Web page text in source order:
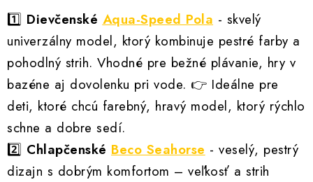
1️⃣ Dievčenské Aqua-Speed Pola - skvelý
univerzálny model, ktorý kombinuje pestré farby a
pohodlný strih. Vhodné pre bežné plávanie, hry v
bazéne aj dovolenku pri vode. 👉 Ideálne pre
deti, ktoré chcú farebný, hravý model, ktorý rýchlo
schne a dobre sedí.
2️⃣ Chlapčenské Beco Seahorse - veselý, pestrý
dizajn s dobrým komfortom – veľkosť a strih